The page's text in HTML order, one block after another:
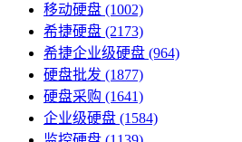
移动硬盘 (1002)
希捷硬盘 (2173)
希捷企业级硬盘 (964)
硬盘批发 (1877)
硬盘采购 (1641)
企业级硬盘 (1584)